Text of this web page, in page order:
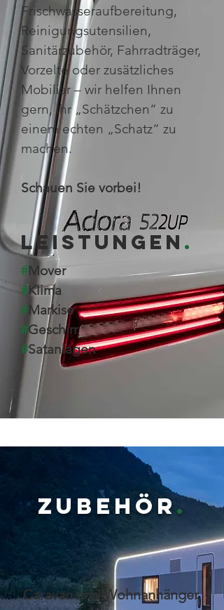
Frischwasseraufbereitung,
Reinigungsutensilien,
Sanitärzubehör, Fahrradträger,
Vorzelte oder zusätzliches
Mobiliar – wir helfen Ihnen
gern, ihr „Schätzchen“ zu
einem echten „Schatz“ zu
machen.
Schauen Sie vorbei!
LEISTUNGEN .
#Mover
#Klima
#Markise
#Geschirr
#Satanlagen
ZUBEHÖR.
Caravan und Wohnanhänger.